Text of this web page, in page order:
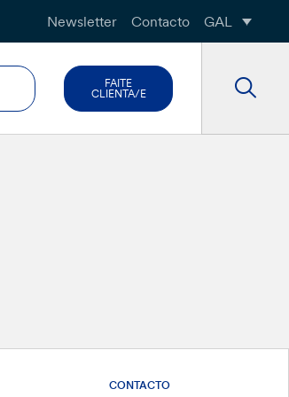
Newsletter Contacto GAL
FAITE
CLIENTA/E
CONTACTO